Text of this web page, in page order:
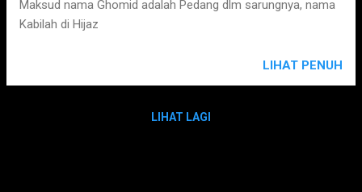
Maksud nama Ghomid adalah Pedang dlm sarungnya, nama
Kabilah di Hijaz
LIHAT PENUH
LIHAT LAGI